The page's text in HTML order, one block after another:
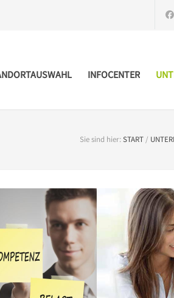
INFOCENTER
Sie sind hier:START /